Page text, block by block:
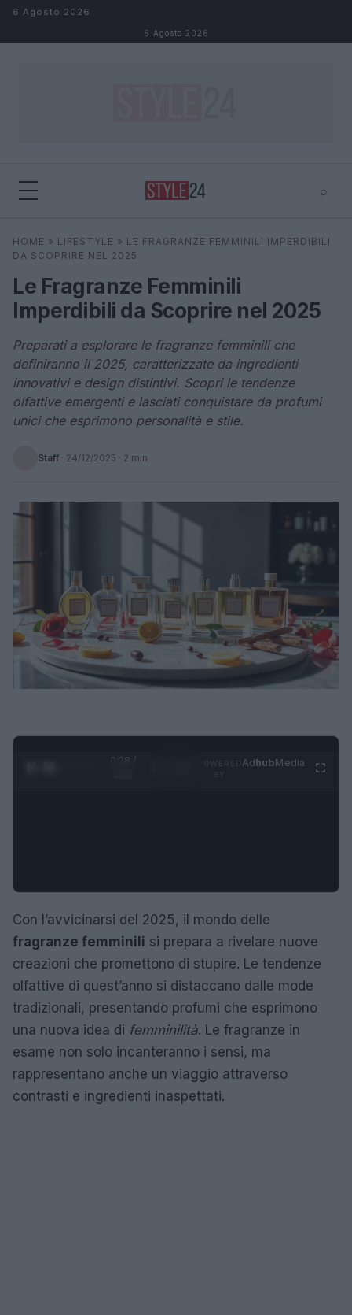
Salta al contenuto
6 Agosto 2026
6 Agosto 2026
⌕
Cerca ⌕ ×
HOME » LIFESTYLE » LE FRAGRANZE FEMMINILI IMPERDIBILI
DA SCOPRIRE NEL 2025
Le Fragranze Femminili
Imperdibili da Scoprire nel 2025
Preparati a esplorare le fragranze femminili che
definiranno il 2025, caratterizzate da ingredienti
innovativi e design distintivi. Scopri le tendenze
olfattive emergenti e lasciati conquistare da profumi
unici che esprimono personalità e stile.
Staff · 24/12/2025 · 2 min
0:29 /
AdhubMedia
Con l’avvicinarsi del 2025, il mondo delle
fragranze femminili si prepara a rivelare nuove
creazioni che promettono di stupire. Le tendenze
olfattive di quest’anno si distaccano dalle mode
tradizionali, presentando profumi che esprimono
una nuova idea di femminilità. Le fragranze in
esame non solo incanteranno i sensi, ma
rappresentano anche un viaggio attraverso
contrasti e ingredienti inaspettati.